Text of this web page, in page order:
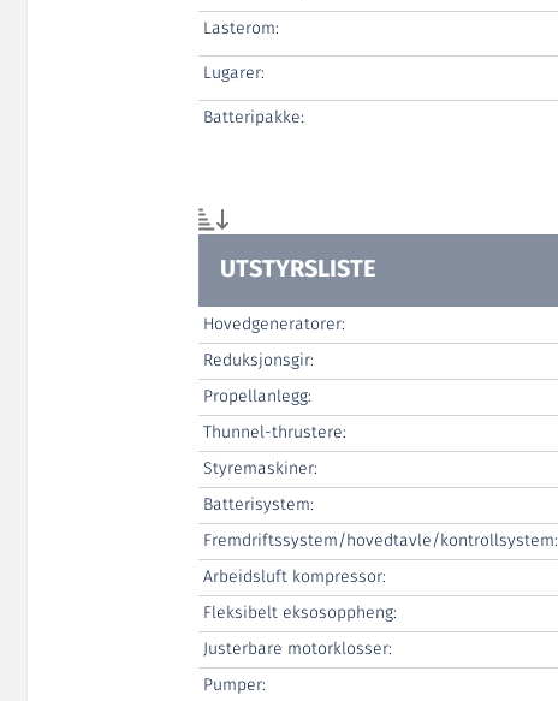
Lasterom:
Lugarer:
Batteripakke:
UTSTYRSLISTE
Hovedgeneratorer:
Reduksjonsgir:
Propellanlegg:
Thunnel-thrustere:
Styremaskiner:
Batterisystem:
Fremdriftssystem/hovedtavle/kontrollsystem:
Arbeidsluft kompressor:
Fleksibelt eksosoppheng:
Justerbare motorklosser:
Pumper: